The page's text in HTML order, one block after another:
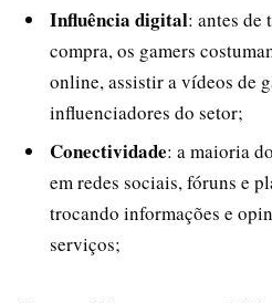
Influência digital: antes de
compra, os gamers
online, assistir a vídeos de
influenciadores do setor;
Conectividade: a maioria
em redes sociais, fóruns e
trocando informações e
serviços;